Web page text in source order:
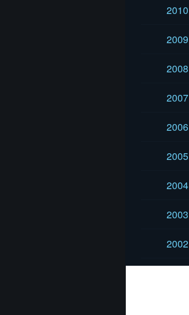
2010
2009
2008
2007
2006
2005
2004
2003
2002